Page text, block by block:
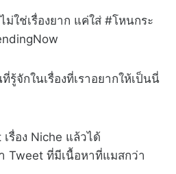
ใช่เรื่องยาก แค่ใส่ #โหนกระ
รู้จักในเรื่องที่เราอยากให้เป็นนี่
รื่อง Niche แล้วได้
Tweet ที่มีเนื้อหาที่แมสกว่า